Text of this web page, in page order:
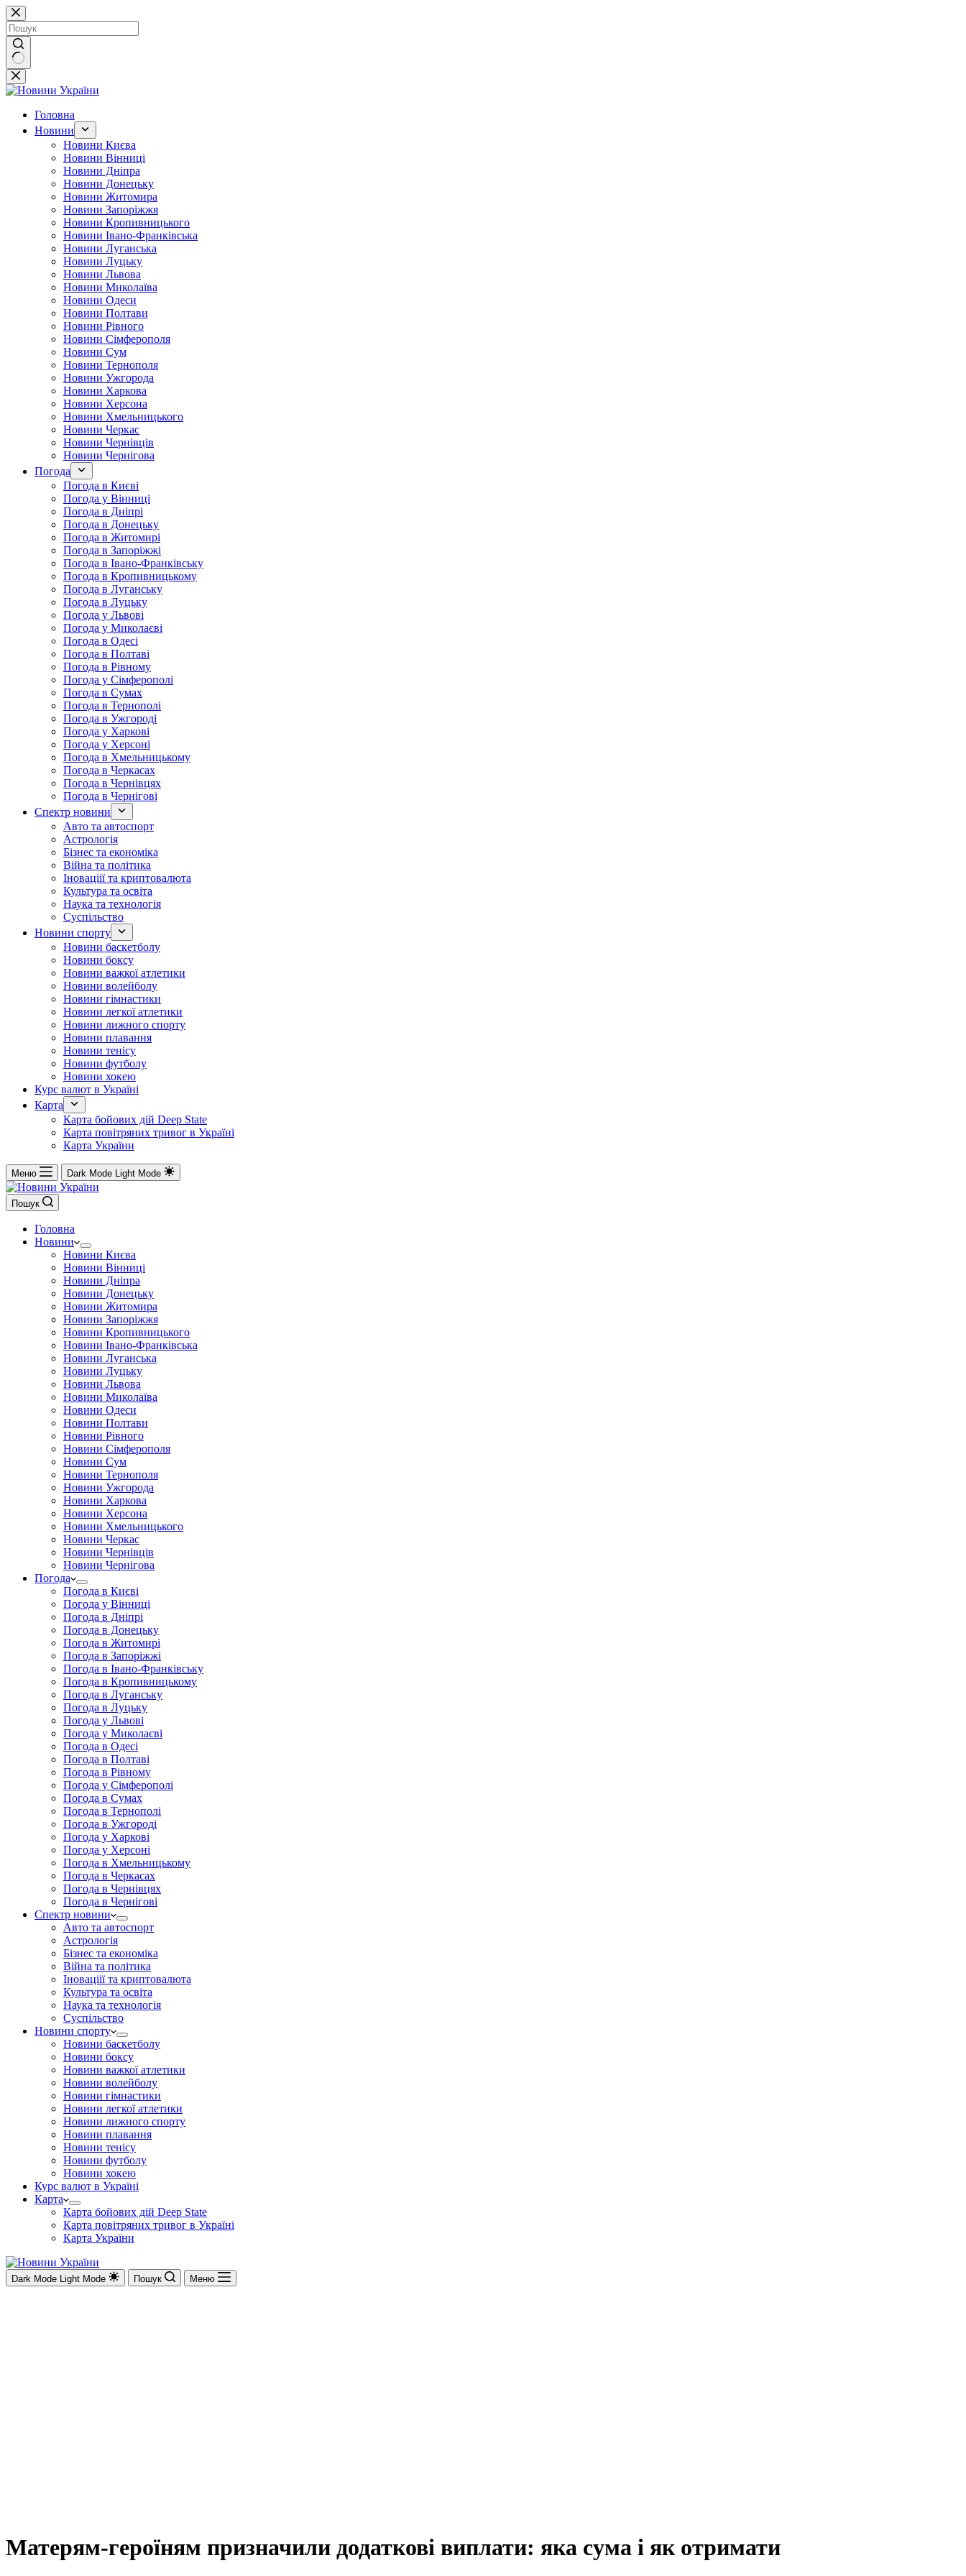
Перейти
до
вмісту
Немає
результатів
Головна
Новини
Новини Києва
Новини Вінниці
Новини Дніпра
Новини Донецьку
Новини Житомира
Новини Запоріжжя
Новини Кропивницького
Новини Івано-Франківська
Новини Луганська
Новини Луцьку
Новини Львова
Новини Миколаїва
Новини Одеси
Новини Полтави
Новини Рівного
Новини Сімферополя
Новини Сум
Новини Тернополя
Новини Ужгорода
Новини Харкова
Новини Херсона
Новини Хмельницького
Новини Черкас
Новини Чернівців
Новини Чернігова
Погода
Погода в Києві
Погода у Вінниці
Погода в Дніпрі
Погода в Донецьку
Погода в Житомирі
Погода в Запоріжжі
Погода в Івано-Франківську
Погода в Кропивницькому
Погода в Луганську
Погода в Луцьку
Погода у Львові
Погода у Миколаєві
Погода в Одесі
Погода в Полтаві
Погода в Рівному
Погода у Сімферополі
Погода в Сумах
Погода в Тернополі
Погода в Ужгороді
Погода у Харкові
Погода у Херсоні
Погода в Хмельницькому
Погода в Черкасах
Погода в Чернівцях
Погода в Чернігові
Спектр новини
Авто та автоспорт
Астрологія
Бізнес та економіка
Війна та політика
Іноваціії та криптовалюта
Культура та освіта
Наука та технологія
Суспільство
Новини спорту
Новини баскетболу
Новини боксу
Новини важкої атлетики
Новини волейболу
Новини гімнастики
Новини легкої атлетики
Новини лижного спорту
Новини плавання
Новини тенісу
Новини футболу
Новини хокею
Курс валют в Україні
Карта
Карта бойових дій Deep State
Карта повітряних тривог в Україні
Карта України
Меню Dark Mode Light Mode
Пошук
Головна
Новини
Новини Києва
Новини Вінниці
Новини Дніпра
Новини Донецьку
Новини Житомира
Новини Запоріжжя
Новини Кропивницького
Новини Івано-Франківська
Новини Луганська
Новини Луцьку
Новини Львова
Новини Миколаїва
Новини Одеси
Новини Полтави
Новини Рівного
Новини Сімферополя
Новини Сум
Новини Тернополя
Новини Ужгорода
Новини Харкова
Новини Херсона
Новини Хмельницького
Новини Черкас
Новини Чернівців
Новини Чернігова
Погода
Погода в Києві
Погода у Вінниці
Погода в Дніпрі
Погода в Донецьку
Погода в Житомирі
Погода в Запоріжжі
Погода в Івано-Франківську
Погода в Кропивницькому
Погода в Луганську
Погода в Луцьку
Погода у Львові
Погода у Миколаєві
Погода в Одесі
Погода в Полтаві
Погода в Рівному
Погода у Сімферополі
Погода в Сумах
Погода в Тернополі
Погода в Ужгороді
Погода у Харкові
Погода у Херсоні
Погода в Хмельницькому
Погода в Черкасах
Погода в Чернівцях
Погода в Чернігові
Спектр новини
Авто та автоспорт
Астрологія
Бізнес та економіка
Війна та політика
Іноваціії та криптовалюта
Культура та освіта
Наука та технологія
Суспільство
Новини спорту
Новини баскетболу
Новини боксу
Новини важкої атлетики
Новини волейболу
Новини гімнастики
Новини легкої атлетики
Новини лижного спорту
Новини плавання
Новини тенісу
Новини футболу
Новини хокею
Курс валют в Україні
Карта
Карта бойових дій Deep State
Карта повітряних тривог в Україні
Карта України
Dark Mode Light Mode Пошук Меню
Матерям-героїням призначили додаткові виплати: яка сума і як отримати